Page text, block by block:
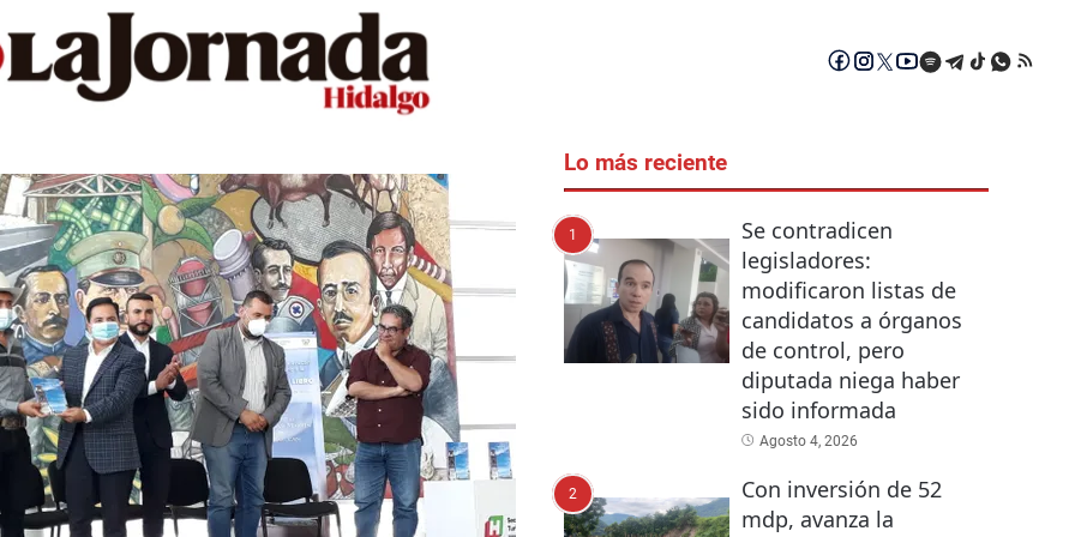
Lo más reciente
1
Se contradicen
legisladores:
modificaron listas de
candidatos a órganos
de control, pero
diputada niega haber
sido informada
Agosto 4, 2026
2
Con inversión de 52
mdp, avanza la